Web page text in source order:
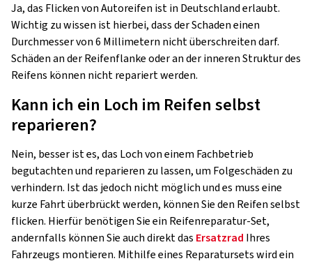
Ja, das Flicken von Autoreifen ist in Deutschland erlaubt.
Wichtig zu wissen ist hierbei, dass der Schaden einen
Durchmesser von 6 Millimetern nicht überschreiten darf.
Schäden an der Reifenflanke oder an der inneren Struktur des
Reifens können nicht repariert werden.
Kann ich ein Loch im Reifen selbst
reparieren?
Nein, besser ist es, das Loch von einem Fachbetrieb
begutachten und reparieren zu lassen, um Folgeschäden zu
verhindern. Ist das jedoch nicht möglich und es muss eine
kurze Fahrt überbrückt werden, können Sie den Reifen selbst
flicken. Hierfür benötigen Sie ein Reifenreparatur-Set,
andernfalls können Sie auch direkt das Ersatzrad Ihres
Fahrzeugs montieren. Mithilfe eines Reparatursets wird ein